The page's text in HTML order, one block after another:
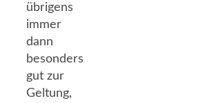
übrigens
immer
dann
besonders
gut zur
Geltung,